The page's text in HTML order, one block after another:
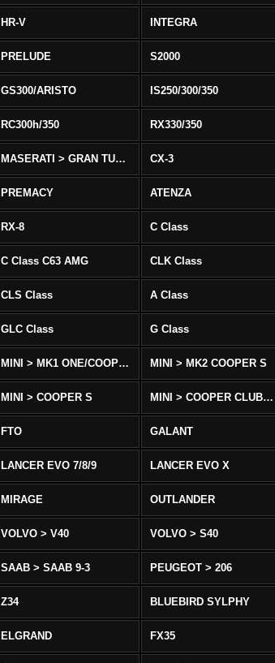
HR-V INTEGRA
PRELUDE S2000
GS300/ARISTO IS250/300/350
RC300h/350 RX330/350
MASERATI > GRAN TURISMO CX-3
PREMACY ATENZA
RX-8 C Class
C Class C63 AMG CLK Class
CLS Class A Class
GLC Class G Class
MINI > MK1 ONE/COOPER MINI > MK2 COOPER S
MINI > COOPER S MINI > COOPER CLUBMAN
FTO GALANT
LANCER EVO 7/8/9 LANCER EVO X
MIRAGE OUTLANDER
VOLVO > V40 VOLVO > S40
SAAB > SAAB 9-3 PEUGEOT > 206
Z34 BLUEBIRD SYLPHY
ELGRAND FX35